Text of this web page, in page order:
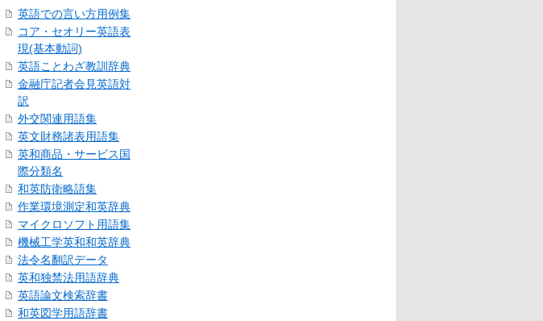
英語での言い方用例集
コア・セオリー英語表
現(基本動詞)
英語ことわざ教訓辞典
金融庁記者会見英語対
訳
外交関連用語集
英文財務諸表用語集
英和商品・サービス国
際分類名
和英防衛略語集
作業環境測定和英辞典
マイクロソフト用語集
機械工学英和和英辞典
法令名翻訳データ
英和独禁法用語辞典
英語論文検索辞書
和英図学用語辞書